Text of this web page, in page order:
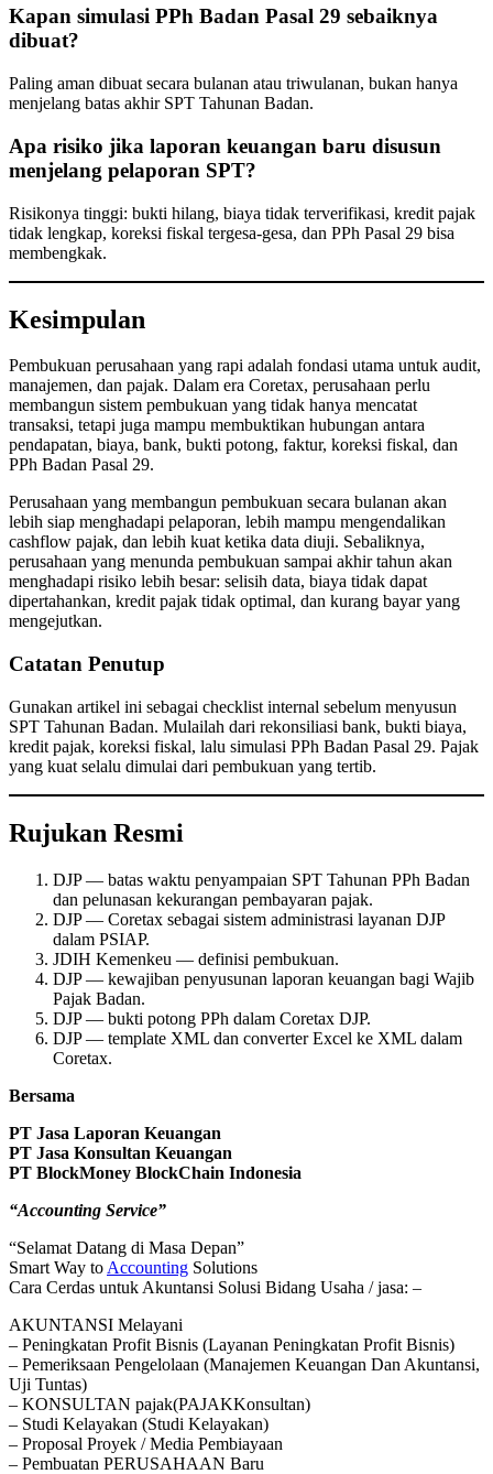
Kapan simulasi PPh Badan Pasal 29 sebaiknya
dibuat?
Paling aman dibuat secara bulanan atau triwulanan, bukan hanya
menjelang batas akhir SPT Tahunan Badan.
Apa risiko jika laporan keuangan baru disusun
menjelang pelaporan SPT?
Risikonya tinggi: bukti hilang, biaya tidak terverifikasi, kredit pajak
tidak lengkap, koreksi fiskal tergesa-gesa, dan PPh Pasal 29 bisa
membengkak.
Kesimpulan
Pembukuan perusahaan yang rapi adalah fondasi utama untuk audit,
manajemen, dan pajak. Dalam era Coretax, perusahaan perlu
membangun sistem pembukuan yang tidak hanya mencatat
transaksi, tetapi juga mampu membuktikan hubungan antara
pendapatan, biaya, bank, bukti potong, faktur, koreksi fiskal, dan
PPh Badan Pasal 29.
Perusahaan yang membangun pembukuan secara bulanan akan
lebih siap menghadapi pelaporan, lebih mampu mengendalikan
cashflow pajak, dan lebih kuat ketika data diuji. Sebaliknya,
perusahaan yang menunda pembukuan sampai akhir tahun akan
menghadapi risiko lebih besar: selisih data, biaya tidak dapat
dipertahankan, kredit pajak tidak optimal, dan kurang bayar yang
mengejutkan.
Catatan Penutup
Gunakan artikel ini sebagai checklist internal sebelum menyusun
SPT Tahunan Badan. Mulailah dari rekonsiliasi bank, bukti biaya,
kredit pajak, koreksi fiskal, lalu simulasi PPh Badan Pasal 29. Pajak
yang kuat selalu dimulai dari pembukuan yang tertib.
Rujukan Resmi
DJP — batas waktu penyampaian SPT Tahunan PPh Badan
dan pelunasan kekurangan pembayaran pajak.
DJP — Coretax sebagai sistem administrasi layanan DJP
dalam PSIAP.
JDIH Kemenkeu — definisi pembukuan.
DJP — kewajiban penyusunan laporan keuangan bagi Wajib
Pajak Badan.
DJP — bukti potong PPh dalam Coretax DJP.
DJP — template XML dan converter Excel ke XML dalam
Coretax.
Bersama
PT Jasa Laporan Keuangan
PT Jasa Konsultan Keuangan
PT BlockMoney BlockChain Indonesia
“Accounting Service”
“Selamat Datang di Masa Depan”
Smart Way to Accounting Solutions
Cara Cerdas untuk Akuntansi Solusi Bidang Usaha / jasa: –
AKUNTANSI Melayani
– Peningkatan Profit Bisnis (Layanan Peningkatan Profit Bisnis)
– Pemeriksaan Pengelolaan (Manajemen Keuangan Dan Akuntansi,
Uji Tuntas)
– KONSULTAN pajak(PAJAKKonsultan)
– Studi Kelayakan (Studi Kelayakan)
– Proposal Proyek / Media Pembiayaan
– Pembuatan PERUSAHAAN Baru